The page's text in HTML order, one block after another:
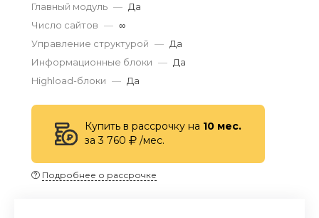
Главный модуль — Да
Число сайтов — ∞
Управление структурой — Да
Информационные блоки — Да
Highload-блоки — Да
Купить в рассрочку на 10 мес.
за 3 760
/мес.
Подробнее о рассрочке